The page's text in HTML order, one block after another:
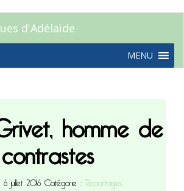
d'Adélaïde
MENU
homme de
contrastes
juillet 2016Catégorie :Reportages